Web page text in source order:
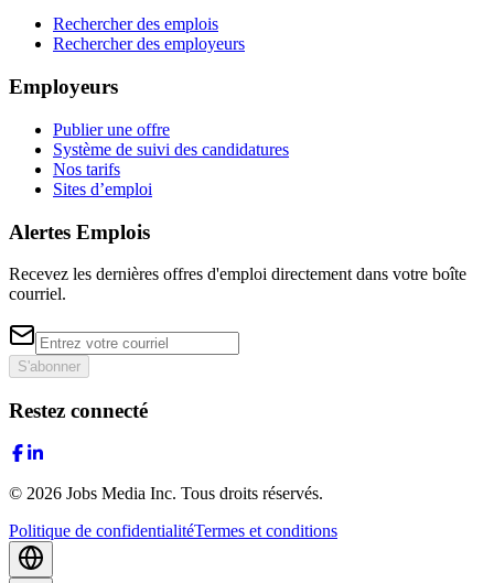
Rechercher des emplois
Rechercher des employeurs
Employeurs
Publier une offre
Système de suivi des candidatures
Nos tarifs
Sites d’emploi
Alertes Emplois
Recevez les dernières offres d'emploi directement dans votre boîte
courriel.
S'abonner
Restez connecté
© 2026 Jobs Media Inc. Tous droits réservés.
Politique de confidentialitéTermes et conditions